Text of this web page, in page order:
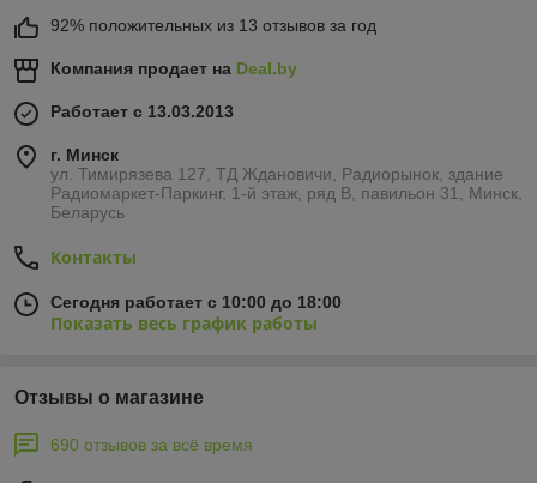
92% положительных из 13 отзывов за год
Компания продает на Deal.by
Работает с 13.03.2013
г. Минск
ул. Тимирязева 127, ТД Ждановичи, Радиорынок, здание
Радиомаркет-Паркинг, 1-й этаж, ряд В, павильон 31, Минск,
Беларусь
Контакты
Сегодня работает с 10:00 до 18:00
Показать весь график работы
Отзывы о магазине
690 отзывов за всё время